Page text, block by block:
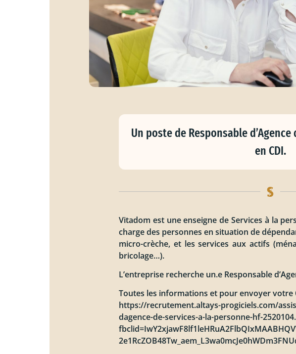
Un poste de Responsable
en CDI.
Vitadom est une enseigne de Services à la
charge des personnes en situation de
micro-crèche, et les services aux actifs
bricolage…).
L’entreprise recherche un.e Responsable
Toutes les informations et pour envoyer votre
https://recrutement.altays-progiciels.com/
dagence-de-services-a-la-personne-hf-